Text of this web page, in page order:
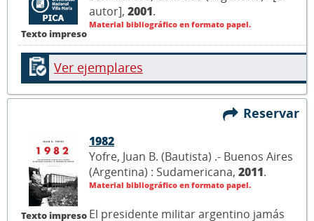
Texto impreso
autor], 2001.
Material bibliográfico en formato papel.
Ver ejemplares
Reservar
Texto impreso
1982
Yofre, Juan B. (Bautista) .- Buenos Aires
(Argentina) : Sudamericana, 2011.
Material bibliográfico en formato papel.
El presidente militar argentino jamás